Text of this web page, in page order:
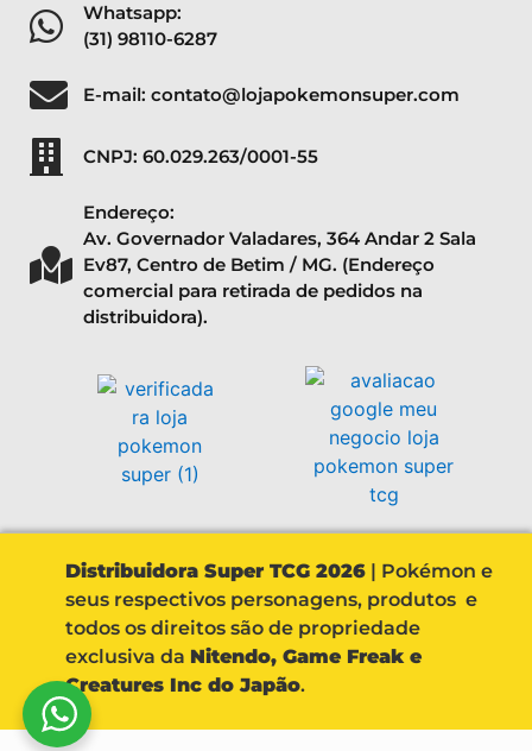
Whatsapp:
(31) 98110-6287
E-mail: contato@lojapokemonsuper.com
CNPJ: 60.029.263/0001-55
Endereço:
Av. Governador Valadares, 364 Andar 2 Sala
Ev87, Centro de Betim / MG. (Endereço
comercial para retirada de pedidos na
distribuidora).
Distribuidora Super TCG 2026 | Pokémon e
seus respectivos personagens, produtos e
todos os direitos são de propriedade
exclusiva da Nitendo, Game Freak e
Creatures Inc do Japão.